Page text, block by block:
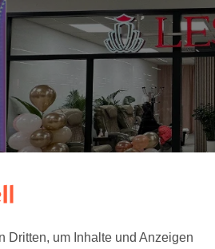
Dritten, um Inhalte und Anzeigen